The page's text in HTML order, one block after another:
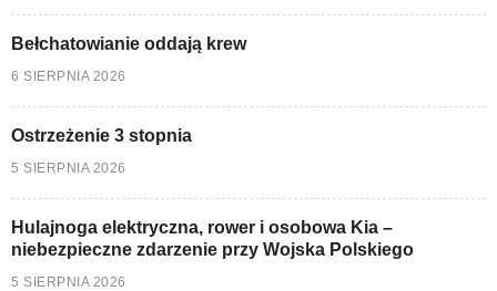
Bełchatowianie oddają krew
6 SIERPNIA 2026
Ostrzeżenie 3 stopnia
5 SIERPNIA 2026
Hulajnoga elektryczna, rower i osobowa Kia –
niebezpieczne zdarzenie przy Wojska Polskiego
5 SIERPNIA 2026